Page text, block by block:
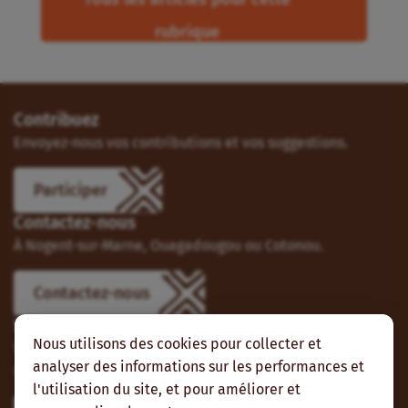
Nous utilisons des cookies pour collecter et
analyser des informations sur les performances et
l'utilisation du site, et pour améliorer et
rubrique
Contribuez
Envoyez-nous vos contributions et vos suggestions.
Participer
Contactez-nous
À Nogent-sur-Marne, Ouagadougou ou Cotonou.
Contactez-nous
Suivez-nous
Vous pouvez aussi vous abonner à nos flux RSS et nous
suivre sur les réseaux sociaux.